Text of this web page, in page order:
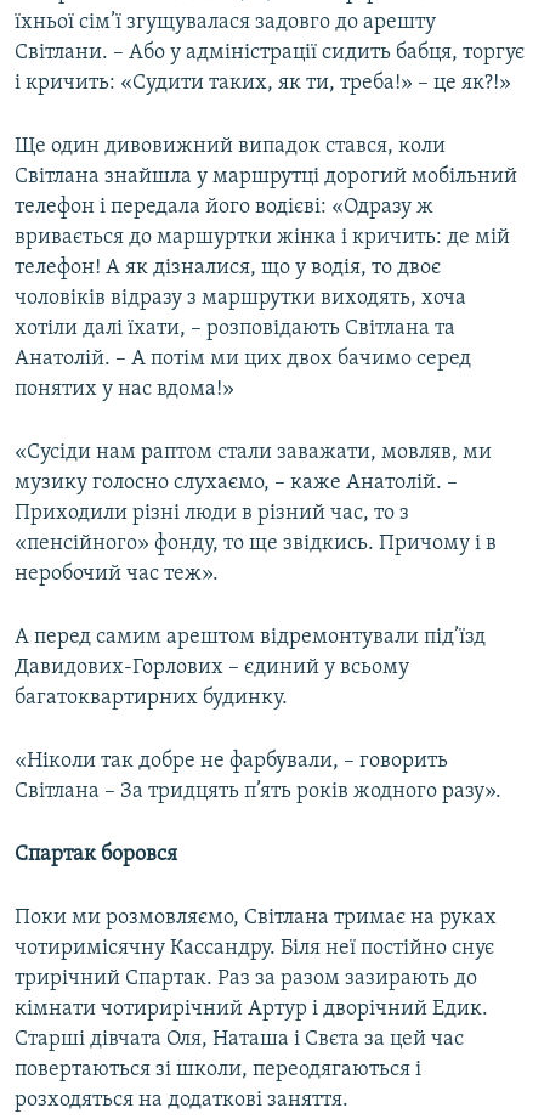
їхньої сім’ї згущувалася задовго до арешту
Світлани. – Або у адміністрації сидить бабця, торгує
і кричить: «Судити таких, як ти, треба!» – це як?!»
Ще один дивовижний випадок стався, коли
Світлана знайшла у маршрутці дорогий мобільний
телефон і передала його водієві: «Одразу ж
вривається до маршуртки жінка і кричить: де мій
телефон! А як дізналися, що у водія, то двоє
чоловіків відразу з маршрутки виходять, хоча
хотіли далі їхати, – розповідають Світлана та
Анатолій. – А потім ми цих двох бачимо серед
понятих у нас вдома!»
«Сусіди нам раптом стали заважати, мовляв, ми
музику голосно слухаємо, – каже Анатолій. –
Приходили різні люди в різний час, то з
«пенсійного» фонду, то ще звідкись. Причому і в
неробочий час теж».
А перед самим арештом відремонтували під’їзд
Давидових-Горлових – єдиний у всьому
багатоквартирних будинку.
«Ніколи так добре не фарбували, – говорить
Світлана – За тридцять п’ять років жодного разу».
Спартак боровся
Поки ми розмовляємо, Світлана тримає на руках
чотиримісячну Кассандру. Біля неї постійно снує
трирічний Спартак. Раз за разом зазирають до
кімнати чотирирічний Артур і дворічний Едик.
Старші дівчата Оля, Наташа і Свєта за цей час
повертаються зі школи, переодягаються і
розходяться на додаткові заняття.